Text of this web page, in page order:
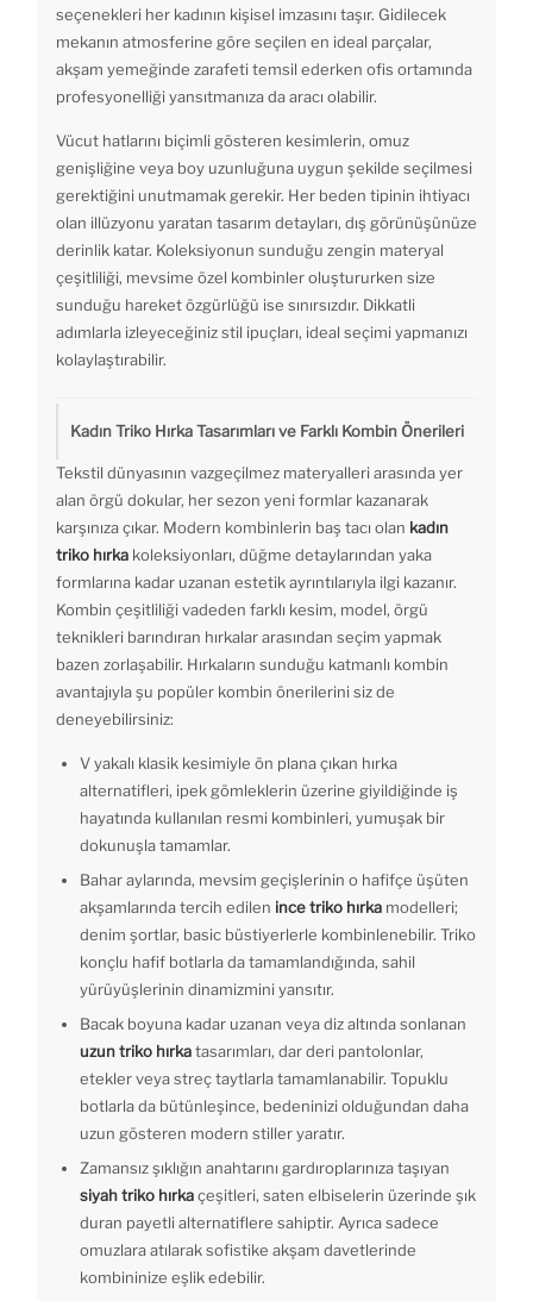
seçenekleri her kadının kişisel imzasını taşır. Gidilecek
mekanın atmosferine göre seçilen en ideal parçalar,
akşam yemeğinde zarafeti temsil ederken ofis ortamında
profesyonelliği yansıtmanıza da aracı olabilir.
Vücut hatlarını biçimli gösteren kesimlerin, omuz
genişliğine veya boy uzunluğuna uygun şekilde seçilmesi
gerektiğini unutmamak gerekir. Her beden tipinin ihtiyacı
olan illüzyonu yaratan tasarım detayları, dış görünüşünüze
derinlik katar. Koleksiyonun sunduğu zengin materyal
çeşitliliği, mevsime özel kombinler oluştururken size
sunduğu hareket özgürlüğü ise sınırsızdır. Dikkatli
adımlarla izleyeceğiniz stil ipuçları, ideal seçimi yapmanızı
kolaylaştırabilir.
Kadın Triko Hırka Tasarımları ve Farklı Kombin Önerileri
Tekstil dünyasının vazgeçilmez materyalleri arasında yer
alan örgü dokular, her sezon yeni formlar kazanarak
karşınıza çıkar. Modern kombinlerin baş tacı olan kadın
triko hırka koleksiyonları, düğme detaylarından yaka
formlarına kadar uzanan estetik ayrıntılarıyla ilgi kazanır.
Kombin çeşitliliği vadeden farklı kesim, model, örgü
teknikleri barındıran hırkalar arasından seçim yapmak
bazen zorlaşabilir. Hırkaların sunduğu katmanlı kombin
avantajıyla şu popüler kombin önerilerini siz de
deneyebilirsiniz:
V yakalı klasik kesimiyle ön plana çıkan hırka
alternatifleri, ipek gömleklerin üzerine giyildiğinde iş
hayatında kullanılan resmi kombinleri, yumuşak bir
dokunuşla tamamlar.
Bahar aylarında, mevsim geçişlerinin o hafifçe üşüten
akşamlarında tercih edilen ince triko hırka modelleri;
denim şortlar, basic büstiyerlerle kombinlenebilir. Triko
konçlu hafif botlarla da tamamlandığında, sahil
yürüyüşlerinin dinamizmini yansıtır.
Bacak boyuna kadar uzanan veya diz altında sonlanan
uzun triko hırkatasarımları, dar deri pantolonlar,
etekler veya streç taytlarla tamamlanabilir. Topuklu
botlarla da bütünleşince, bedeninizi olduğundan daha
uzun gösteren modern stiller yaratır.
Zamansız şıklığın anahtarını gardıroplarınıza taşıyan
siyah triko hırkaçeşitleri, saten elbiselerin üzerinde şık
duran payetli alternatiflere sahiptir. Ayrıca sadece
omuzlara atılarak sofistike akşam davetlerinde
kombininize eşlik edebilir.